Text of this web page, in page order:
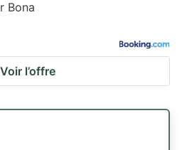
Bona
Voir l’offre